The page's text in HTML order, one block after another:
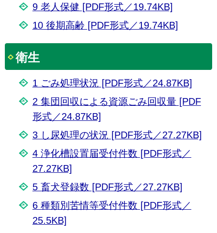
9 老人保健 [PDF形式／19.74KB]
10 後期高齢 [PDF形式／19.74KB]
衛生
1 ごみ処理状況 [PDF形式／24.87KB]
2 集団回収による資源ごみ回収量 [PDF
形式／24.87KB]
3 し尿処理の状況 [PDF形式／27.27KB]
4 浄化槽設置届受付件数 [PDF形式／
27.27KB]
5 畜犬登録数 [PDF形式／27.27KB]
6 種類別苦情等受付件数 [PDF形式／
25.5KB]